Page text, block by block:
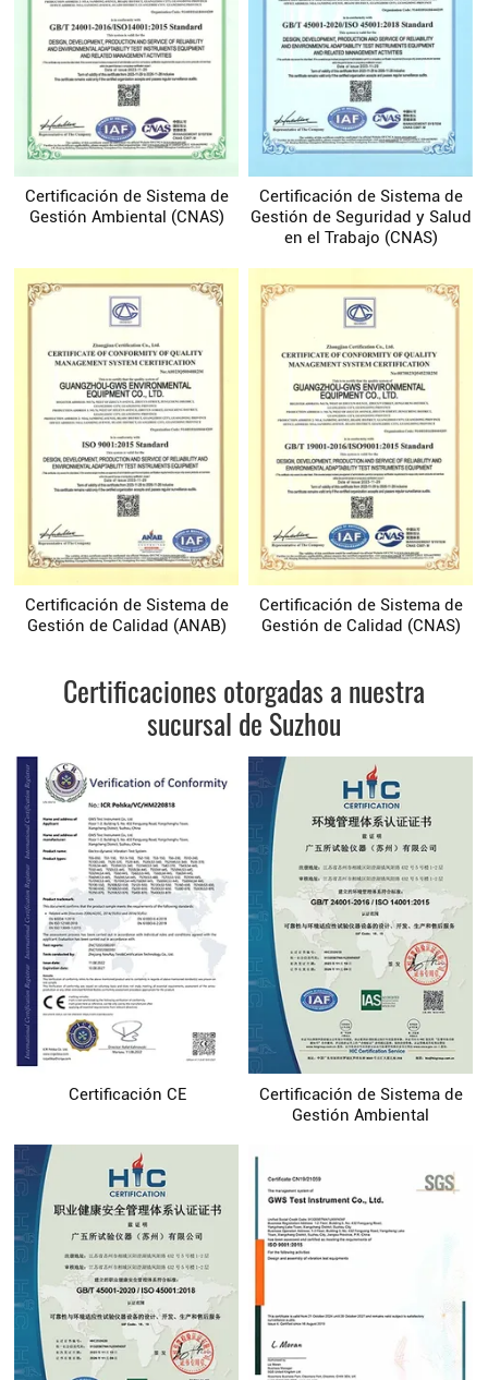
Certificación de Sistema de
Gestión Ambiental (CNAS)
Certificación de Sistema de
Gestión de Seguridad y Salud
en el Trabajo (CNAS)
Certificación de Sistema de
Gestión de Calidad (ANAB)
Certificación de Sistema de
Gestión de Calidad (CNAS)
Certificaciones otorgadas a nuestra
sucursal de Suzhou
Certificación CE
Certificación de Sistema de
Gestión Ambiental